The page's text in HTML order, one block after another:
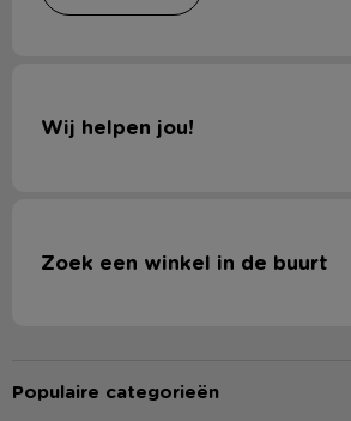
Wij helpen jou!
Zoek een winkel in de buurt
Populaire categorieën